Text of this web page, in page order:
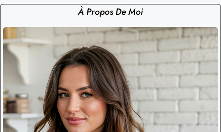
À Propos De Moi